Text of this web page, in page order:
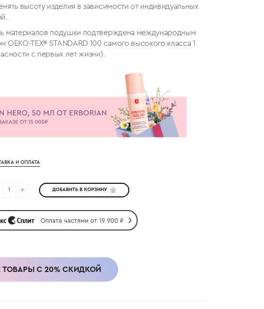
высоту изделия в зависимости от индивидуальных
материалов подушки подтверждена международным
OEKO-TEX®️ STANDARD 100 самого высокого класса 1
с первых лет жизни).
И ОПЛАТА
ДОБАВИТЬ В КОРЗИНУ
Оплата частями от 19 900 ₽
ТОВАРЫ С 20% СКИДКОЙ